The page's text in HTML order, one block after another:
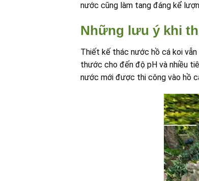
nước cũng làm tang đáng kể
Những lưu ý khi
Thiết kế thác nước hồ cá koi
thước cho đến độ pH và nhiều
nước mới được thi công vào hồ